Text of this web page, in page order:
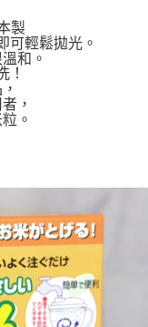
製
可輕鬆拋光。
和。
！
，
。